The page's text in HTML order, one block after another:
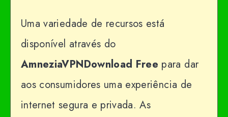
Uma variedade de recursos está
disponível através do
AmneziaVPNDownload Free para dar
aos consumidores uma experiência de
internet segura e privada. As